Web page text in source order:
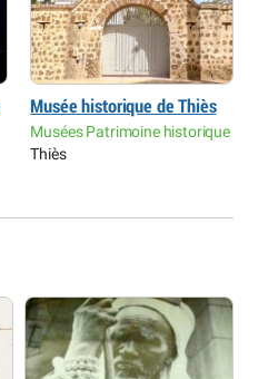
Musée historique de Thiès
Musées Patrimoine historique
Thiès